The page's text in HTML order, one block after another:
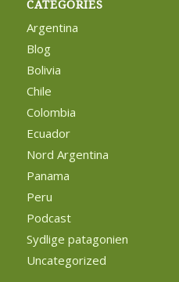
CATEGORIES
Argentina
Blog
Bolivia
Chile
Colombia
Ecuador
Nord Argentina
Panama
Peru
Podcast
Sydlige patagonien
Uncategorized